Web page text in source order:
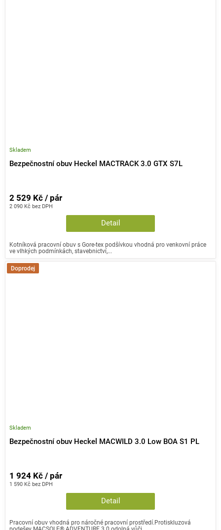
Bezpečnostní obuv Heckel MACTRACK 3.0 GTX S7L
Skladem
2 090 Kč bez DPH
2 529 Kč / pár
Detail
Kotníková pracovní obuv s Gore-tex podšívkou vhodná pro venkovní práce
ve vlhkých podmínkách, stavebnictví,...
Doprodej
Bezpečnostní obuv Heckel MACWILD 3.0 Low BOA S1 PL
Skladem
1 590 Kč bez DPH
1 924 Kč / pár
Detail
Pracovní obuv vhodná pro náročné pracovní prostředí.Protiskluzová